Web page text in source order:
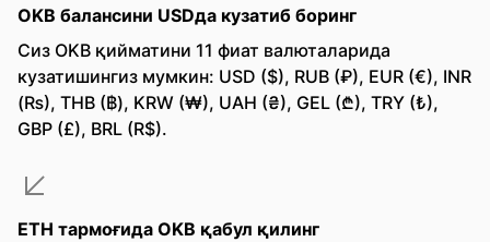
OKB балансини USDда кузатиб боринг
Сиз OKB қийматини 11 фиат валюталарида
кузатишингиз мумкин: USD ($), RUB (₽), EUR (€), INR
(₨), THB (฿), KRW (₩), UAH (₴), GEL (₾), TRY (₺),
GBP (£), BRL (R$).
ETH тармоғида OKB қабул қилинг